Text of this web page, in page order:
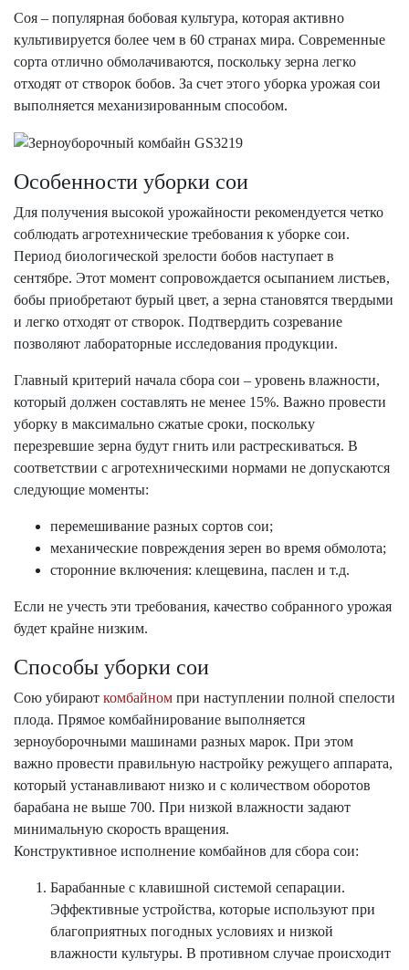
Соя – популярная бобовая культура, которая активно
культивируется более чем в 60 странах мира. Современные
сорта отлично обмолачиваются, поскольку зерна легко
отходят от створок бобов. За счет этого уборка урожая сои
выполняется механизированным способом.
Особенности уборки сои
Для получения высокой урожайности рекомендуется четко
соблюдать агротехнические требования к уборке сои.
Период биологической зрелости бобов наступает в
сентябре. Этот момент сопровождается осыпанием листьев,
бобы приобретают бурый цвет, а зерна становятся твердыми
и легко отходят от створок. Подтвердить созревание
позволяют лабораторные исследования продукции.
Главный критерий начала сбора сои – уровень влажности,
который должен составлять не менее 15%. Важно провести
уборку в максимально сжатые сроки, поскольку
перезревшие зерна будут гнить или растрескиваться. В
соответствии с агротехническими нормами не допускаются
следующие моменты:
перемешивание разных сортов сои;
механические повреждения зерен во время обмолота;
сторонние включения: клещевина, паслен и т.д.
Если не учесть эти требования, качество собранного урожая
будет крайне низким.
Способы уборки сои
Сою убирают комбайном при наступлении полной спелости
плода. Прямое комбайнирование выполняется
зерноуборочными машинами разных марок. При этом
важно провести правильную настройку режущего аппарата,
который устанавливают низко и с количеством оборотов
барабана не выше 700. При низкой влажности задают
минимальную скорость вращения.
Конструктивное исполнение комбайнов для сбора сои:
Барабанные с клавишной системой сепарации.
Эффективные устройства, которые используют при
благоприятных погодных условиях и низкой
влажности культуры. В противном случае происходит